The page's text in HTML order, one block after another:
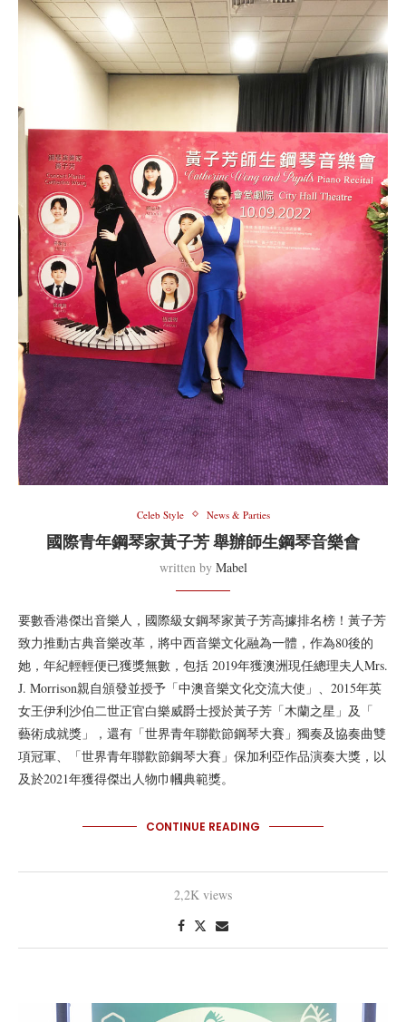
Celeb Style News & Parties
國際青年鋼琴家黃子芳 舉辦師生鋼琴音樂會
written by Mabel
要數香港傑出音樂人，國際級女鋼琴家黃子芳高據排名榜！黃子芳
致力推動古典音樂改革，將中西音樂文化融為一體，作為80後的
她，年紀輕輕便已獲獎無數，包括 2019年獲澳洲現任總理夫人Mrs.
J. Morrison親自頒發並授予「中澳音樂文化交流大使」、2015年英
女王伊利沙伯二世正官白樂威爵士授於黃子芳「木蘭之星」及「
藝術成就獎」，還有「世界青年聯歡節鋼琴大賽」獨奏及協奏曲雙
項冠軍、「世界青年聯歡節鋼琴大賽」保加利亞作品演奏大獎，以
及於2021年獲得傑出人物巾幗典範獎。
CONTINUE READING
2,2K views